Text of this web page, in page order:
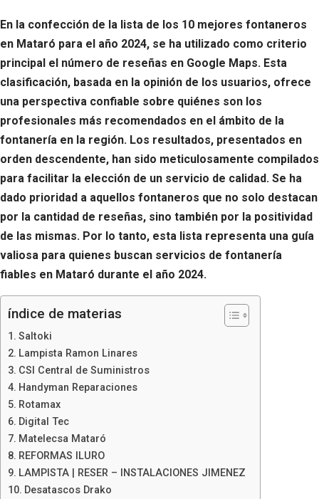
En la confección de la lista de los 10 mejores fontaneros
en Mataró para el año 2024, se ha utilizado como criterio
principal el número de reseñas en Google Maps. Esta
clasificación, basada en la opinión de los usuarios, ofrece
una perspectiva confiable sobre quiénes son los
profesionales más recomendados en el ámbito de la
fontanería en la región. Los resultados, presentados en
orden descendente, han sido meticulosamente compilados
para facilitar la elección de un servicio de calidad. Se ha
dado prioridad a aquellos fontaneros que no solo destacan
por la cantidad de reseñas, sino también por la positividad
de las mismas. Por lo tanto, esta lista representa una guía
valiosa para quienes buscan servicios de fontanería
fiables en Mataró durante el año 2024.
índice de materias
Saltoki
Lampista Ramon Linares
CSI Central de Suministros
Handyman Reparaciones
Rotamax
Digital Tec
Matelecsa Mataró
REFORMAS ILURO
LAMPISTA | RESER – INSTALACIONES JIMENEZ
Desatascos Drako